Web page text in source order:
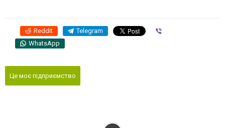
Reddit Telegram
WhatsApp
Це моє підприємство